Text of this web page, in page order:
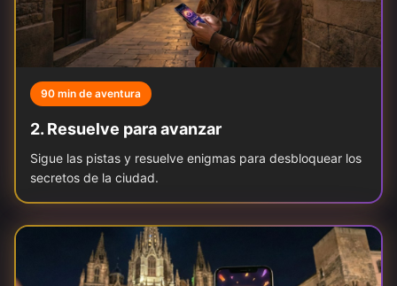
90 min de aventura
2. Resuelve para avanzar
Sigue las pistas y resuelve enigmas para desbloquear los
secretos de la ciudad.